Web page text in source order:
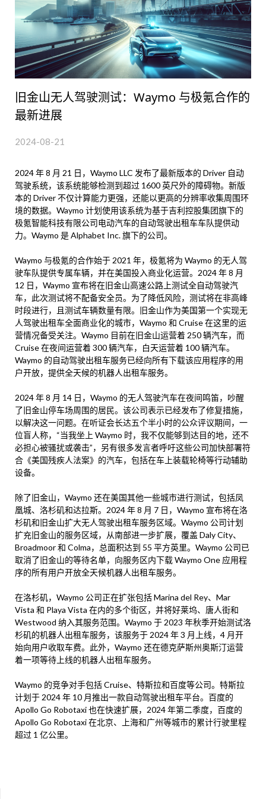
旧金山无人驾驶测试：Waymo 与极氪合作的
最新进展
2024-08-21
2024 年 8 月 21 日，Waymo LLC 发布了最新版本的 Driver 自动
驾驶系统，该系统能够检测到超过 1600 英尺外的障碍物。新版
本的 Driver 不仅计算能力更强，还能以更高的分辨率收集周围环
境的数据。Waymo 计划使用该系统为基于吉利控股集团旗下的
极氪智能科技有限公司电动汽车的自动驾驶出租车车队提供动
力。Waymo 是 Alphabet Inc. 旗下的公司。
Waymo 与极氪的合作始于 2021 年，极氪将为 Waymo 的无人驾
驶车队提供专属车辆，并在美国投入商业化运营。2024 年 8 月
12 日，Waymo 宣布将在旧金山高速公路上测试全自动驾驶汽
车，此次测试将不配备安全员。为了降低风险，测试将在非高峰
时段进行，且测试车辆数量有限。旧金山作为美国第一个实现无
人驾驶出租车全面商业化的城市，Waymo 和 Cruise 在这里的运
营情况备受关注。Waymo 目前在旧金山运营着 250 辆汽车，而
Cruise 在夜间运营着 300 辆汽车，白天运营着 100 辆汽车。
Waymo 的自动驾驶出租车服务已经向所有下载该应用程序的用
户开放，提供全天候的机器人出租车服务。
2024 年 8 月 14 日，Waymo 的无人驾驶汽车在夜间鸣笛，吵醒
了旧金山停车场周围的居民。该公司表示已经发布了修复措施，
以解决这一问题。在听证会长达五个半小时的公众评议期间，一
位盲人称，“当我坐上 Waymo 时，我不仅能够到达目的地，还不
必担心被骚扰或袭击”，另有很多发言者呼吁这些公司加快部署符
合《美国残疾人法案》的汽车，包括在车上装载轮椅等行动辅助
设备。
除了旧金山，Waymo 还在美国其他一些城市进行测试，包括凤
凰城、洛杉矶和达拉斯。2024 年 8 月 7 日，Waymo 宣布将在洛
杉矶和旧金山扩大无人驾驶出租车服务区域。Waymo 公司计划
扩充旧金山的服务区域，从南部进一步扩展，覆盖 Daly City、
Broadmoor 和 Colma，总面积达到 55 平方英里。Waymo 公司已
取消了旧金山的等待名单，向服务区内下载 Waymo One 应用程
序的所有用户开放全天候机器人出租车服务。
在洛杉矶，Waymo 公司正在扩张包括 Marina del Rey、Mar
Vista 和 Playa Vista 在内的多个街区，并将好莱坞、唐人街和
Westwood 纳入其服务范围。Waymo 于 2023 年秋季开始测试洛
杉矶的机器人出租车服务，该服务于 2024 年 3 月上线，4 月开
始向用户收取车费。此外，Waymo 还在德克萨斯州奥斯汀运营
着一项等待上线的机器人出租车服务。
Waymo 的竞争对手包括 Cruise、特斯拉和百度等公司。特斯拉
计划于 2024 年 10 月推出一款自动驾驶出租车平台。百度的
Apollo Go Robotaxi 也在快速扩展，2024 年第二季度，百度的
Apollo Go Robotaxi 在北京、上海和广州等城市的累计行驶里程
超过 1 亿公里。